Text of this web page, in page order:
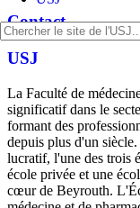
Contact
USJ
La Faculté de
significatif dans le
formant des
depuis plus d'un
lucratif, l'une des trois
école privée et une
cœur de Beyrouth.